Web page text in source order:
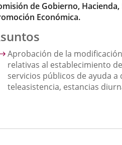
de Gobierno,
Económica.
Aprobación de la
relativas al establecimiento
servicios públicos de ayuda
teleasistencia, estancias